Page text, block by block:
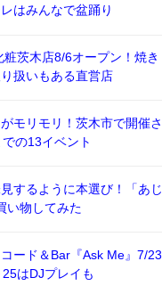
はみんなで盆踊り
茨木店8/6オープン！焼き
扱いもある直営店
モリモリ！茨木市で開催さ
の13イベント
するように本選び！「あじ
い物してみた
ード＆Bar『Ask Me』7/23
はDJプレイも